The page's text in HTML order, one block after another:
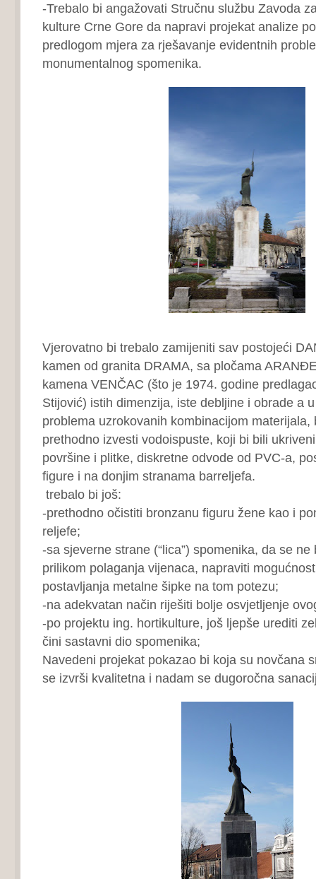
-Trebalo bi angažovati Stručnu službu Zavoda
kulture Crne Gore da napravi projekat analize
predlogom mjera za rješavanje evidentnih
monumentalnog spomenika.
Vjerovatno bi trebalo zamijeniti sav postojeći
kamen od granita DRAMA, sa pločama
kamena VENČAC (što je 1974. godine
Stijović) istih dimenzija, iste debljine i obrade a
problema uzrokovanih kombinacijom materijala,
prethodno izvesti vodoispuste, koji bi bili
površine i plitke, diskretne odvode od PVC-a,
figure i na donjim stranama barreljefa.
trebalo bi još:
-prethodno očistiti bronzanu figuru žene kao i
reljefe;
-sa sjeverne strane (“lica”) spomenika, da se
prilikom polaganja vijenaca, napraviti
postavljanja metalne šipke na tom potezu;
-na adekvatan način riješiti bolje osvjetljenje
-po projektu ing. hortikulture, još ljepše urediti
čini sastavni dio spomenika;
Navedeni projekat pokazao bi koja su novčana
se izvrši kvalitetna i nadam se dugoročna